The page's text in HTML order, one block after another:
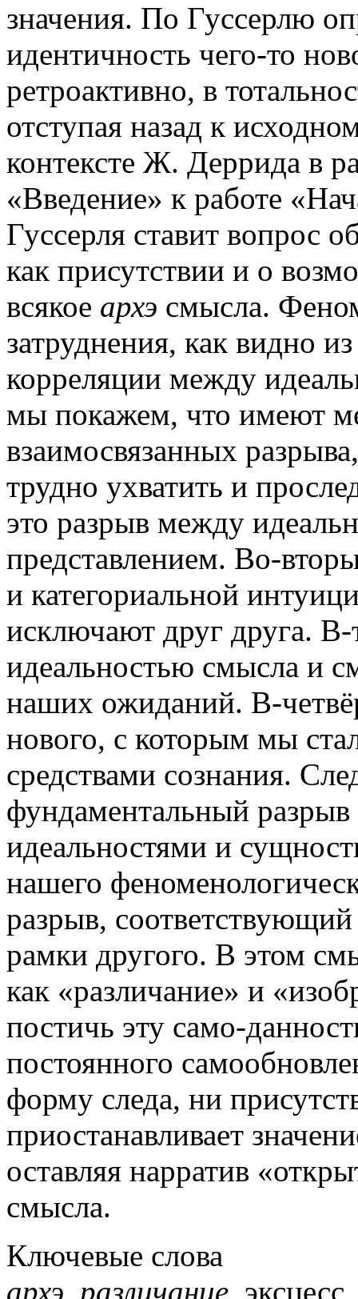
значения. По Гуссерлю
идентичность чего-то
ретроактивно, в
отступая назад к
контексте Ж. Деррида в
«Введение» к работе
Гуссерля ставит вопрос
как присутствии и о
всякое архэ смысла.
затруднения, как видно
корреляции между
мы покажем, что имеют
взаимосвязанных
трудно ухватить и
это разрыв между
представлением. Во-
и категориальной
исключают друг друга.
идеальностью смысла и
наших ожиданий. В-
нового, с которым мы
средствами сознания.
фундаментальный
идеальностями и
нашего
разрыв,
рамки другого. В этом
как «различание» и
постичь эту само-
постоянного
форму следа, ни
приостанавливает
оставляя нарратив
смысла.
Ключевые слова
архэ различание ,